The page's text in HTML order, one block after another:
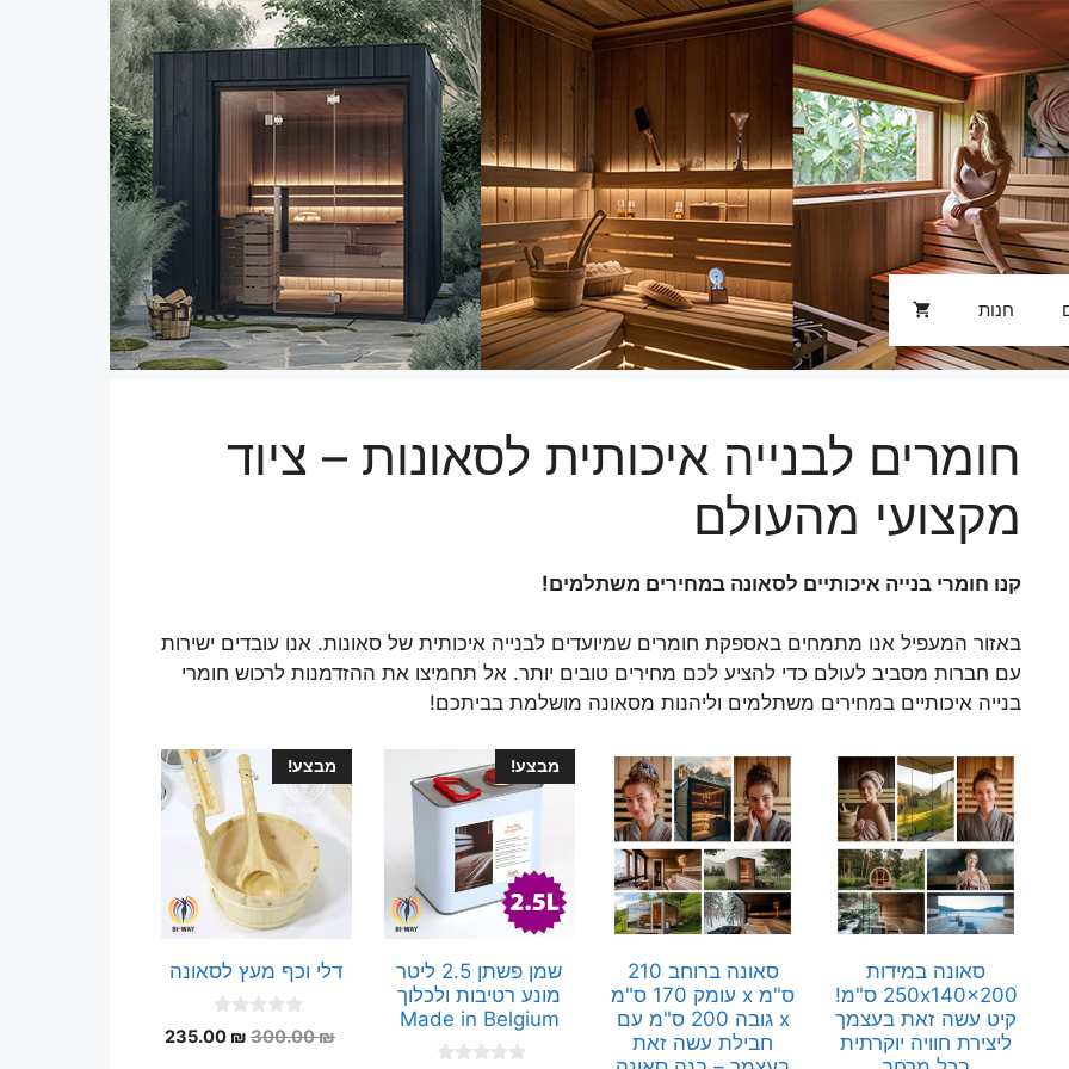
סאונה חנות
חומרים לבנייה איכותית לסאונות – ציוד
מקצועי מהעולם
קנו חומרי בנייה איכותיים לסאונה במחירים משתלמים!
באזור המעפיל אנו מתמחים באספקת חומרים שמיועדים לבנייה איכותית של סאונות. אנו עובדים ישירות
עם חברות מסביב לעולם כדי להציע לכם מחירים טובים יותר. אל תחמיצו את ההזדמנות לרכוש חומרי
בנייה איכותיים במחירים משתלמים וליהנות מסאונה מושלמת בביתכם!
סאונה במידות
250x140x200 ס"מ!
קיט עשה זאת בעצמך
ליצירת חוויה יוקרתית
סאונה ברוחב 210
ס"מ x עומק 170 ס"מ
x גובה 200 ס"מ עם
חבילת עשה זאת
מבצע!
שמן פשתן 2.5 ליטר
מונע רטיבות ולכלוך
Made in Belgium
מבצע!
דלי וכף מעץ לסאונה
0
o
300.00₪
המחיר
235.00 ₪
המחיר